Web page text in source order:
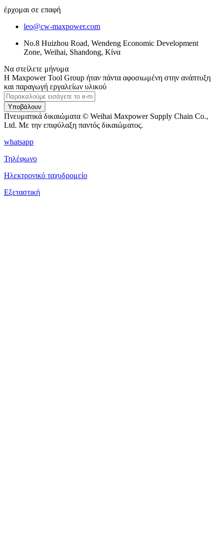
έρχομαι σε επαφή
leo@cw-maxpower.com
No.8 Huizhou Road, Wendeng Economic Development
Zone, Weihai, Shandong, Κίνα
Να στείλετε μήνυμα
Η Maxpower Tool Group ήταν πάντα αφοσιωμένη στην ανάπτυξη
και παραγωγή εργαλείων υλικού
Υποβάλουν
Πνευματικά δικαιώματα © Weihai Maxpower Supply Chain Co.,
Ltd. Με την επιφύλαξη παντός δικαιώματος.
whatsapp
Τηλέφωνο
Ηλεκτρονικό ταχυδρομείο
Εξεταστική